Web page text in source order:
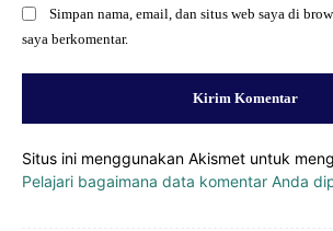
Simpan nama, email, dan situs web saya di
saya berkomentar.
Situs ini menggunakan Akismet untuk
Pelajari bagaimana data komentar Anda